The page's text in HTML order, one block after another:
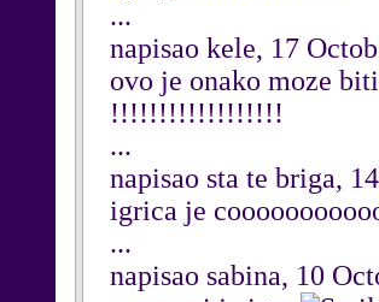
...
napisao kele, 17
ovo je onako moze
!!!!!!!!!!!!!!!!!!
...
napisao sta te briga,
igrica je
...
napisao sabina, 10